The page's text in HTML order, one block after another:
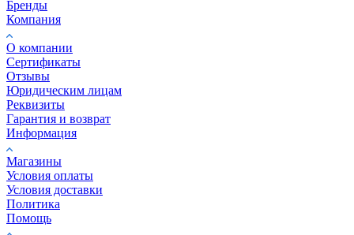
О компании
Сертификаты
Отзывы
Юридическим лицам
Реквизиты
Гарантия и возврат
Информация
Магазины
Условия оплаты
Условия доставки
Политика
Помощь
Условия оплаты
Условия доставки